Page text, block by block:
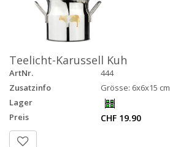
Teelicht-Karussell Kuh
ArtNr.
444
Zusatzinfo
Grösse: 6x6x15 cm
Lager
Preis
CHF 19.90